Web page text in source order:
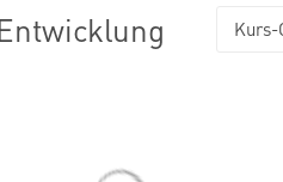
Kurs-